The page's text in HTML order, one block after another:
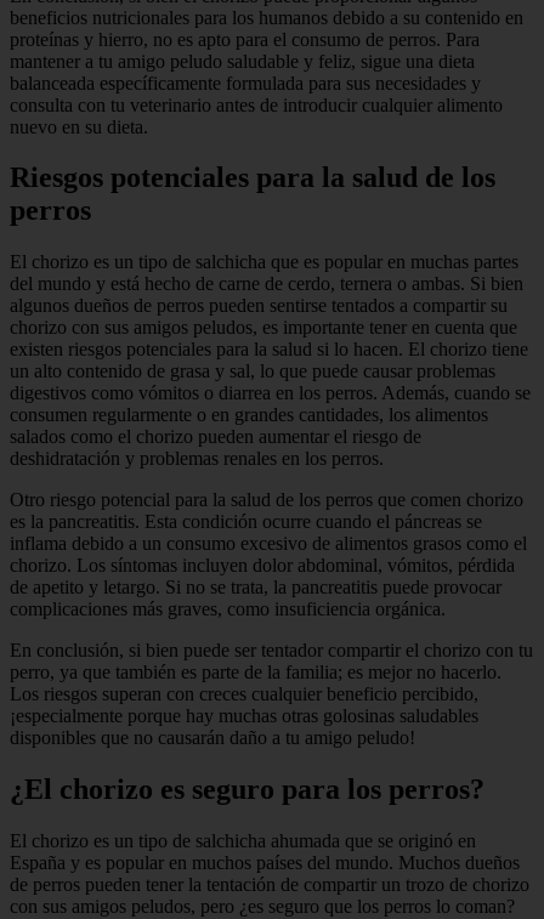
beneficios nutricionales para los humanos debido a su contenido en
proteínas y hierro, no es apto para el consumo de perros. Para
mantener a tu amigo peludo saludable y feliz, sigue una dieta
balanceada específicamente formulada para sus necesidades y
consulta con tu veterinario antes de introducir cualquier alimento
nuevo en su dieta.
Riesgos potenciales para la salud de los
perros
El chorizo es un tipo de salchicha que es popular en muchas partes
del mundo y está hecho de carne de cerdo, ternera o ambas. Si bien
algunos dueños de perros pueden sentirse tentados a compartir su
chorizo con sus amigos peludos, es importante tener en cuenta que
existen riesgos potenciales para la salud si lo hacen. El chorizo tiene
un alto contenido de grasa y sal, lo que puede causar problemas
digestivos como vómitos o diarrea en los perros. Además, cuando se
consumen regularmente o en grandes cantidades, los alimentos
salados como el chorizo pueden aumentar el riesgo de
deshidratación y problemas renales en los perros.
Otro riesgo potencial para la salud de los perros que comen chorizo
es la pancreatitis. Esta condición ocurre cuando el páncreas se
inflama debido a un consumo excesivo de alimentos grasos como el
chorizo. Los síntomas incluyen dolor abdominal, vómitos, pérdida
de apetito y letargo. Si no se trata, la pancreatitis puede provocar
complicaciones más graves, como insuficiencia orgánica.
En conclusión, si bien puede ser tentador compartir el chorizo con tu
perro, ya que también es parte de la familia; es mejor no hacerlo.
Los riesgos superan con creces cualquier beneficio percibido,
¡especialmente porque hay muchas otras golosinas saludables
disponibles que no causarán daño a tu amigo peludo!
¿El chorizo es seguro para los perros?
El chorizo es un tipo de salchicha ahumada que se originó en
España y es popular en muchos países del mundo. Muchos dueños
de perros pueden tener la tentación de compartir un trozo de chorizo
con sus amigos peludos, pero ¿es seguro que los perros lo coman?